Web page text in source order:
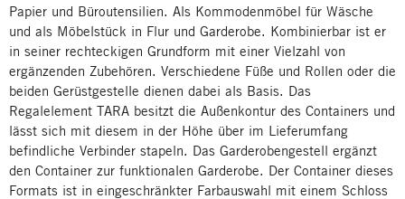
Papier und Büroutensilien. Als Kommodenmöbel für Wäsche
und als Möbelstück in Flur und Garderobe. Kombinierbar ist er
in seiner rechteckigen Grundform mit einer Vielzahl von
ergänzenden Zubehören. Verschiedene Füße und Rollen oder die
beiden Gerüstgestelle dienen dabei als Basis. Das
Regalelement TARA besitzt die Außenkontur des Containers und
lässt sich mit diesem in der Höhe über im Lieferumfang
befindliche Verbinder stapeln. Das Garderobengestell ergänzt
den Container zur funktionalen Garderobe. Der Container dieses
Formats ist in eingeschränkter Farbauswahl mit einem Schloss